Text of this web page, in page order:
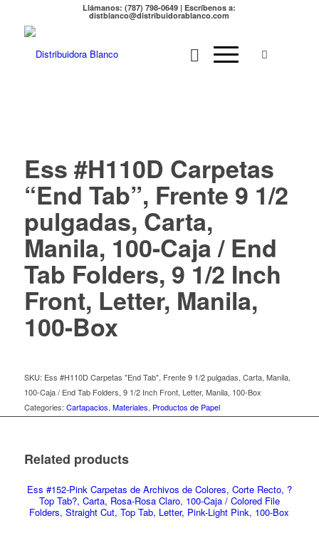
Llámanos: (787) 798-0649 | Escríbenos a:
distblanco@distribuidorablanco.com
Ess #H110D Carpetas
“End Tab”, Frente 9 1/2
pulgadas, Carta,
Manila, 100-Caja / End
Tab Folders, 9 1/2 Inch
Front, Letter, Manila,
100-Box
SKU: Ess #H110D Carpetas "End Tab", Frente 9 1/2 pulgadas, Carta, Manila,
100-Caja / End Tab Folders, 9 1/2 Inch Front, Letter, Manila, 100-Box
Categories: Cartapacios, Materiales, Productos de Papel
Related products
Ess #152-Pink Carpetas de Archivos de Colores, Corte Recto, ?
Top Tab?, Carta, Rosa-Rosa Claro, 100-Caja / Colored File
Folders, Straight Cut, Top Tab, Letter, Pink-Light Pink, 100-Box